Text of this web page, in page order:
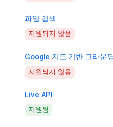
파일 검색
지원되지 않음
Google 지도 기반 그라운
지원되지 않음
Live API
지원됨